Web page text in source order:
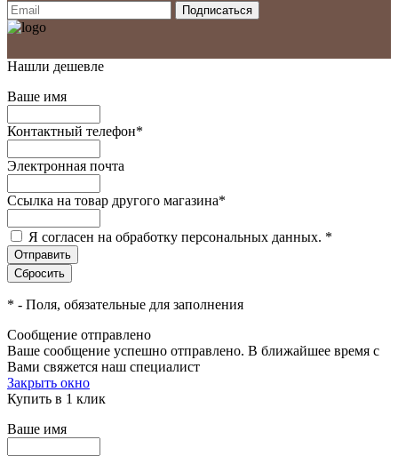
Нашли дешевле
Ваше имя
Контактный телефон*
Электронная почта
Ссылка на товар другого магазина*
Я согласен на обработку персональных данных. *
* - Поля, обязательные для заполнения
Сообщение отправлено
Ваше сообщение успешно отправлено. В ближайшее время с
Вами свяжется наш специалист
Закрыть окно
Купить в 1 клик
Ваше имя